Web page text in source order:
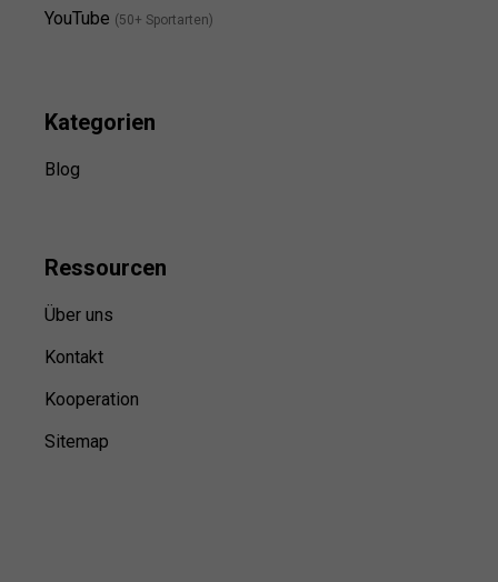
YouTube (50+ Sportarten)
Kategorien
Blog
Ressourcen
Über uns
Kontakt
Kooperation
Sitemap